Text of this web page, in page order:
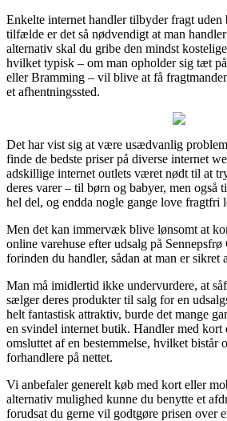
Enkelte internet handler tilbyder fragt uden
tilfælde er det så nødvendigt at man
alternativ skal du gribe den mindst
hvilket typisk – om man opholder sig tæt
eller Bramming – vil blive at få
et afhentningssted.
Det har vist sig at være usædvanlig
finde de bedste priser på diverse internet
adskillige internet outlets været nødt til at
deres varer – til børn og babyer, men også
hel del, og endda nogle gange love fragtfri
Men det kan immervæk blive lønsomt at
online varehuse efter udsalg på
forinden du handler, sådan at man er sikret
Man må imidlertid ikke undervurdere, at
sælger deres produkter til salg for en
helt fantastisk attraktiv, burde det mange
en svindel internet butik. Handler med kort
omsluttet af en bestemmelse, hvilket bistår
forhandlere på nettet.
Vi anbefaler generelt køb med kort eller
alternativ mulighed kunne du benytte et
forudsat du gerne vil godtgøre prisen over